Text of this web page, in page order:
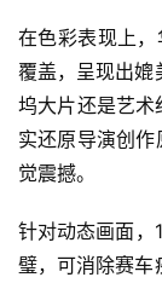
在色彩表现上
覆盖，呈现出媲
坞大片还是艺
实还原导演创作
觉震撼。
针对动态画面，
璧，可消除赛车